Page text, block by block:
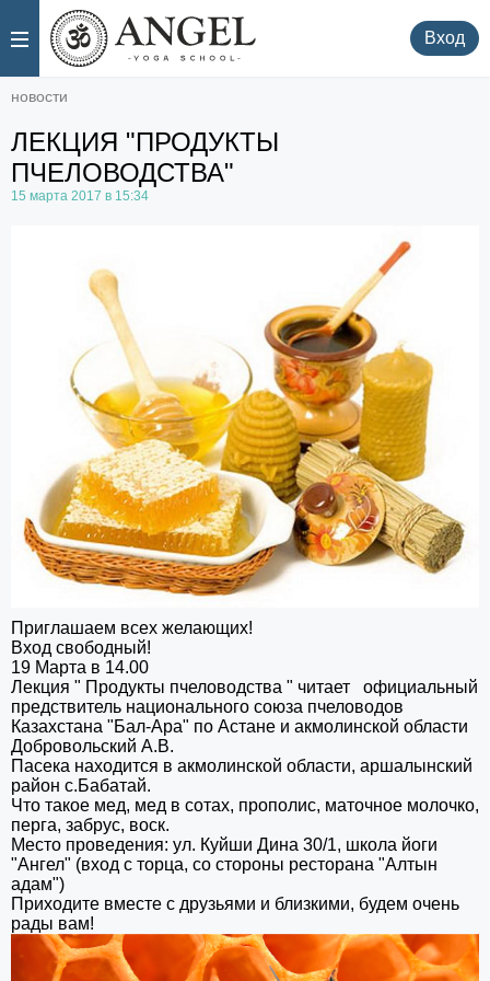
. Вход
новости
ЛЕКЦИЯ "ПРОДУКТЫ
ПЧЕЛОВОДСТВА"
15 марта 2017 в 15:34
Приглашаем всех желающих!
Вход свободный!
19 Марта в 14.00
Лекция " Продукты пчеловодства " читает официальный
предствитель национального союза пчеловодов
Казахстана "Бал-Ара" по Астане и акмолинской области
Добровольский А.В.
Пасека находится в акмолинской области, аршалынский
район с.Бабатай.
Что такое мед, мед в сотах, прополис, маточное молочко,
перга, забрус, воск.
Место проведения: ул. Куйши Дина 30/1, школа йоги
"Ангел" (вход с торца, со стороны ресторана "Алтын
адам")
Приходите вместе с друзьями и близкими, будем очень
рады вам!